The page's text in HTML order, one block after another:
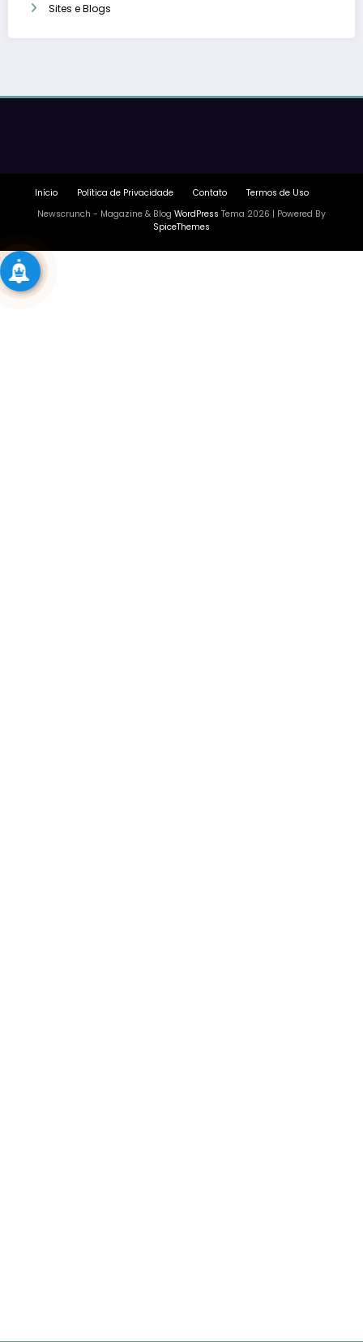
Sites e Blogs
Início Política de Privacidade Contato
Termos de Uso
Newscrunch - Magazine & Blog WordPress Tema 2026 | Powered By
SpiceThemes